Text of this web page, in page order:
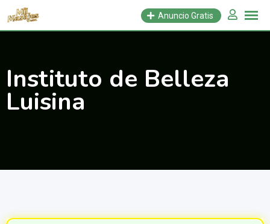
Saltar
Anuncio Gratis
Instituto de Belleza
Luisina